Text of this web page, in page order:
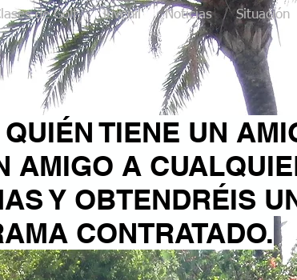
de Golf Juvenil Noticias Situación
TIENE UN
AMIGO A
Y OBTENDRÉIS
CONTRATADO.